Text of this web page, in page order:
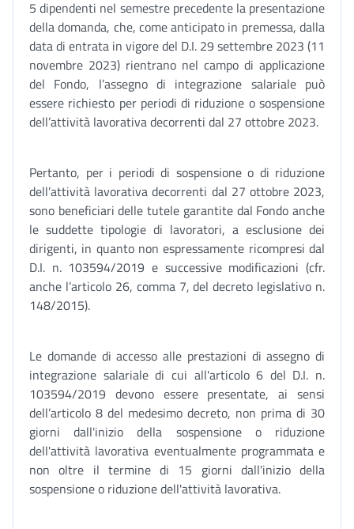
5 dipendenti nel semestre precedente la presentazione
della domanda, che, come anticipato in premessa, dalla
data di entrata in vigore del D.I. 29 settembre 2023 (11
novembre 2023) rientrano nel campo di applicazione
del Fondo, l’assegno di integrazione salariale può
essere richiesto per periodi di riduzione o sospensione
dell’attività lavorativa decorrenti dal 27 ottobre 2023.
Pertanto, per i periodi di sospensione o di riduzione
dell’attività lavorativa decorrenti dal 27 ottobre 2023,
sono beneficiari delle tutele garantite dal Fondo anche
le suddette tipologie di lavoratori, a esclusione dei
dirigenti, in quanto non espressamente ricompresi dal
D.I. n. 103594/2019 e successive modificazioni (cfr.
anche l’articolo 26, comma 7, del decreto legislativo n.
148/2015).
Le domande di accesso alle prestazioni di assegno di
integrazione salariale di cui all'articolo 6 del D.I. n.
103594/2019 devono essere presentate, ai sensi
dell’articolo 8 del medesimo decreto, non prima di 30
giorni dall'inizio della sospensione o riduzione
dell'attività lavorativa eventualmente programmata e
non oltre il termine di 15 giorni dall'inizio della
sospensione o riduzione dell'attività lavorativa.